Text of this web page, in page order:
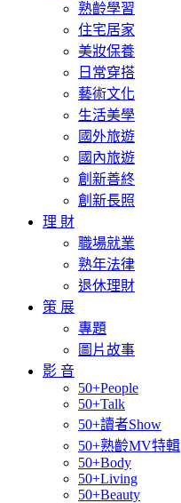
熟齡學習
住宅居家
美妝保養
日常穿搭
藝術文化
生活美學
國外旅遊
國內旅遊
創新善終
創新長照
理 財
職場就業
熟年法律
退休理財
策 展
專題
圖片故事
影 音
50+People
50+Talk
50+讀者Show
50+熟齡MV特輯
50+Body
50+Living
50+Beauty